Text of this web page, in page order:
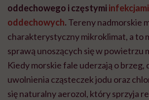
oddechowego i częstymi
oddechowych. Tereny nadmorskie
charakterystyczny mikroklimat, a to
sprawą unoszących się w powietrzu
Kiedy morskie fale uderzają o brzeg,
uwolnienia cząsteczek jodu oraz
się naturalny aerozol, który sprzyja